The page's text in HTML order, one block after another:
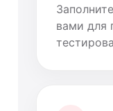
вами для